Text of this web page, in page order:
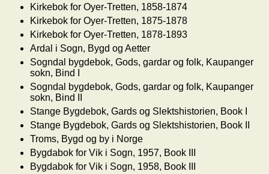
Kirkebok for Oyer-Tretten, 1858-1874
Kirkebok for Oyer-Tretten, 1875-1878
Kirkebok for Oyer-Tretten, 1878-1893
Ardal i Sogn, Bygd og Aetter
Sogndal bygdebok, Gods, gardar og folk, Kaupanger
sokn, Bind I
Sogndal bygdebok, Gods, gardar og folk, Kaupanger
sokn, Bind II
Stange Bygdebok, Gards og Slektshistorien, Book I
Stange Bygdebok, Gards og Slektshistorien, Book II
Troms, Bygd og by i Norge
Bygdabok for Vik i Sogn, 1957, Book III
Bygdabok for Vik i Sogn, 1958, Book III